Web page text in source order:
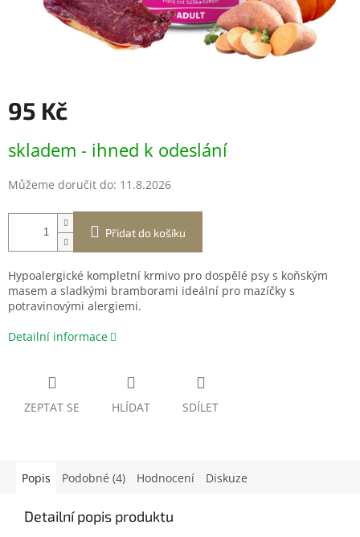
95 Kč
cena:
skladem - ihned k odeslání
Můžeme doručit do: 11.8.2026
Přidat do košíku
Hypoalergické kompletní krmivo pro dospělé psy s koňským
masem a sladkými bramborami ideální pro mazíčky s
potravinovými alergiemi.
Detailní informace
ZEPTAT SE HLÍDAT SDÍLET
Popis Podobné (4) Hodnocení Diskuze
Detailní popis produktu